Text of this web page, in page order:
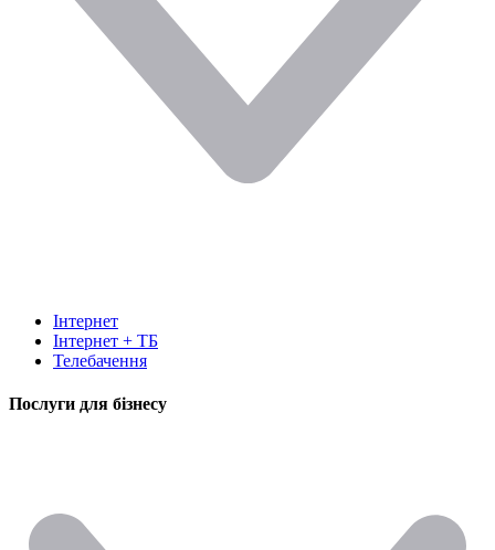
Інтернет
Інтернет + ТБ
Телебачення
Послуги для бізнесу